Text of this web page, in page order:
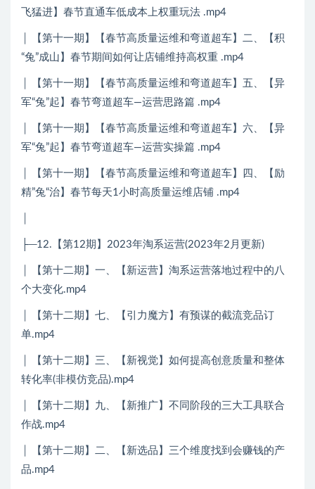
飞猛进】春节直通车低成本上权重玩法 .mp4
│ 【第十一期】【春节高质量运维和弯道超车】二、【积
“兔”成山】春节期间如何让店铺维持高权重 .mp4
│ 【第十一期】【春节高质量运维和弯道超车】五、【异
军“兔”起】春节弯道超车—运营思路篇 .mp4
│ 【第十一期】【春节高质量运维和弯道超车】六、【异
军“兔”起】春节弯道超车—运营实操篇 .mp4
│ 【第十一期】【春节高质量运维和弯道超车】四、【励
精”兔“治】春节每天1小时高质量运维店铺 .mp4
├─12.【第12期】2023年淘系运营(2023年2月更新)
│ 【第十二期】一、【新运营】淘系运营落地过程中的八
个大变化.mp4
│ 【第十二期】七、【引力魔方】有预谋的截流竞品订
单.mp4
│ 【第十二期】三、【新视觉】如何提高创意质量和整体
转化率(非模仿竞品).mp4
│ 【第十二期】九、【新推广】不同阶段的三大工具联合
作战.mp4
│ 【第十二期】二、【新选品】三个维度找到会赚钱的产
品.mp4